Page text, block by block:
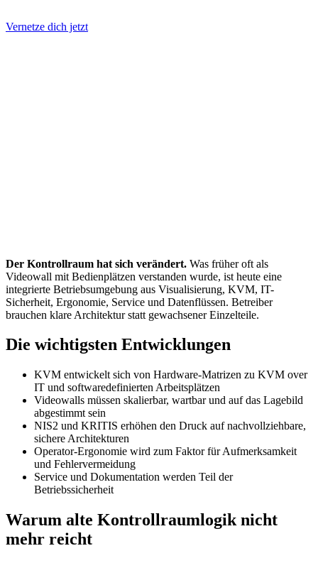
Vernetze dich jetzt
Der Kontrollraum hat sich verändert. Was früher oft als
Videowall mit Bedienplätzen verstanden wurde, ist heute eine
integrierte Betriebsumgebung aus Visualisierung, KVM, IT-
Sicherheit, Ergonomie, Service und Datenflüssen. Betreiber
brauchen klare Architektur statt gewachsener Einzelteile.
Die wichtigsten Entwicklungen
KVM entwickelt sich von Hardware-Matrizen zu KVM over
IT und softwaredefinierten Arbeitsplätzen
Videowalls müssen skalierbar, wartbar und auf das Lagebild
abgestimmt sein
NIS2 und KRITIS erhöhen den Druck auf nachvollziehbare,
sichere Architekturen
Operator-Ergonomie wird zum Faktor für Aufmerksamkeit
und Fehlervermeidung
Service und Dokumentation werden Teil der
Betriebssicherheit
Warum alte Kontrollraumlogik nicht
mehr reicht